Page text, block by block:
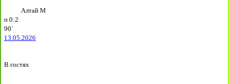
Алтай М
п 0:2
90`
13.05.2026
В гостях